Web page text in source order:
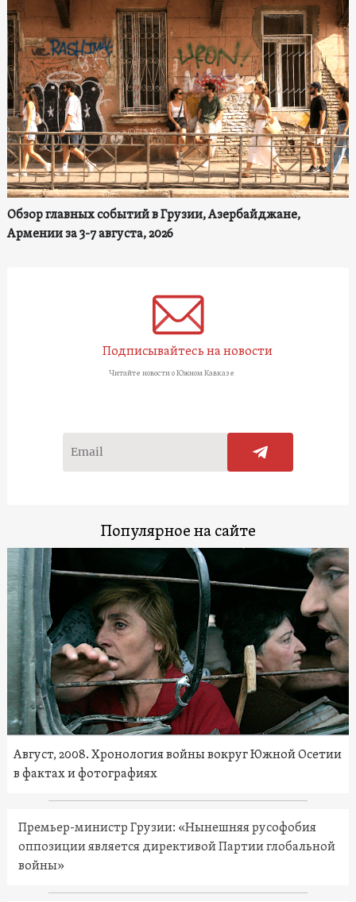
Обзор главных событий в Грузии, Азербайджане,
Армении за 3-7 августа, 2026
Подписывайтесь на новости
Читайте новости о Южном Кавказе
Популярное на сайте
Август, 2008. Хронология войны вокруг Южной Осетии
в фактах и фотографиях
Премьер-министр Грузии: «Нынешняя русофобия
оппозиции является директивой Партии глобальной
войны»